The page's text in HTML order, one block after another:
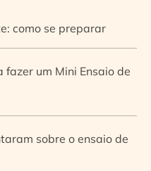
como se preparar
fazer um Mini Ensaio de
sobre o ensaio de